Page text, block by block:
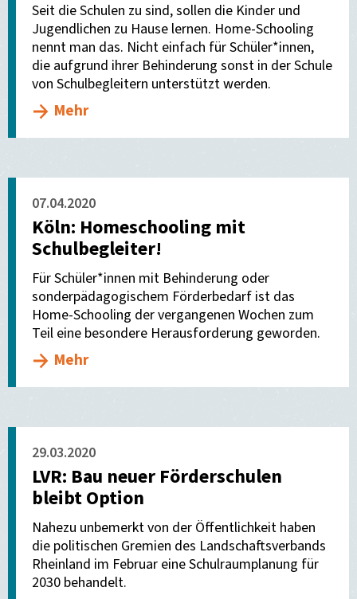
Seit die Schulen zu sind, sollen die Kinder und
Jugendlichen zu Hause lernen. Home-Schooling
nennt man das. Nicht einfach für Schüler*innen,
die aufgrund ihrer Behinderung sonst in der Schule
von Schulbegleitern unterstützt werden.
Mehr
07.04.2020
Köln: Homeschooling mit
Schulbegleiter!
Für Schüler*innen mit Behinderung oder
sonderpädagogischem Förderbedarf ist das
Home-Schooling der vergangenen Wochen zum
Teil eine besondere Herausforderung geworden.
Mehr
29.03.2020
LVR: Bau neuer Förderschulen
bleibt Option
Nahezu unbemerkt von der Öffentlichkeit haben
die politischen Gremien des Landschaftsverbands
Rheinland im Februar eine Schulraumplanung für
2030 behandelt.